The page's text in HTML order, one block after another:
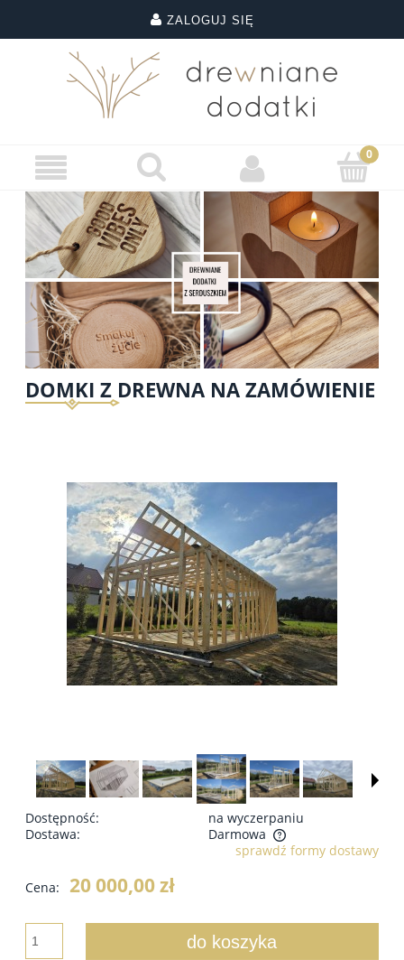
ZALOGUJ SIĘ
DOMKI Z DREWNA NA ZAMÓWIENIE
Dostępność:
na wyczerpaniu
Dostawa:
Darmowa
sprawdź formy dostawy
Cena: 20 000,00 zł
do koszyka